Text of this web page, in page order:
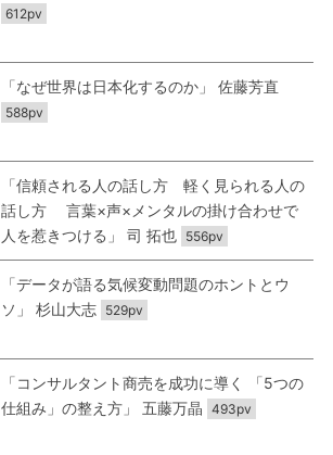
612pv
「なぜ世界は日本化するのか」 佐藤芳直
588pv
「信頼される人の話し方 軽く見られる人の
話し方 言葉×声×メンタルの掛け合わせで
人を惹きつける」 司 拓也 556pv
「データが語る気候変動問題のホントとウ
ソ」 杉山大志 529pv
「コンサルタント商売を成功に導く 「5つの
仕組み」の整え方」 五藤万晶 493pv